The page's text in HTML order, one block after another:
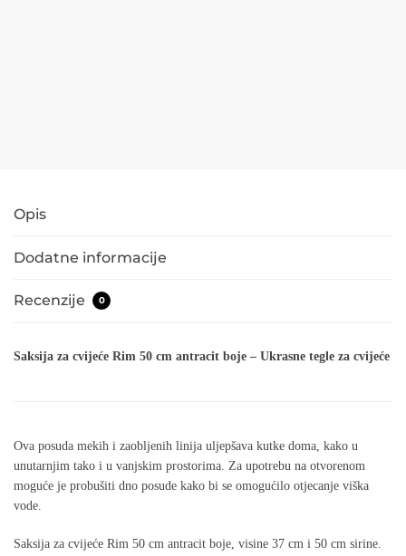
Opis
Dodatne informacije
Recenzije 0
Saksija za cvijeće Rim 50 cm antracit boje – Ukrasne tegle za cvijeće
Ova posuda mekih i zaobljenih linija uljepšava kutke doma, kako u
unutarnjim tako i u vanjskim prostorima. Za upotrebu na otvorenom
moguće je probušiti dno posude kako bi se omogućilo otjecanje viška
vode.
Saksija za cvijeće Rim 50 cm antracit boje, visine 37 cm i 50 cm sirine.